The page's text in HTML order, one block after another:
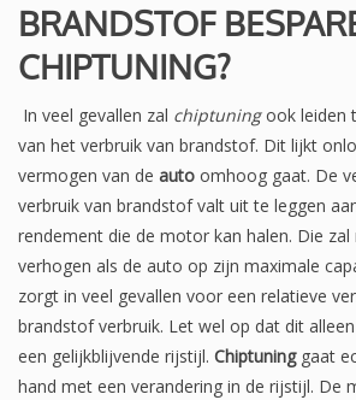
BRANDSTOF
CHIPTUNING?
In veel gevallen zal chiptuningook leiden
van het verbruik van brandstof. Dit lijkt
vermogen van de auto omhoog gaat. De
verbruik van brandstof valt uit te leggen
rendement die de motor kan halen. Die
verhogen als de auto op zijn maximale
zorgt in veel gevallen voor een relatieve
brandstof verbruik. Let wel op dat dit
een gelijkblijvende rijstijl. Chiptuninggaat
hand met een verandering in de rijstijl. De